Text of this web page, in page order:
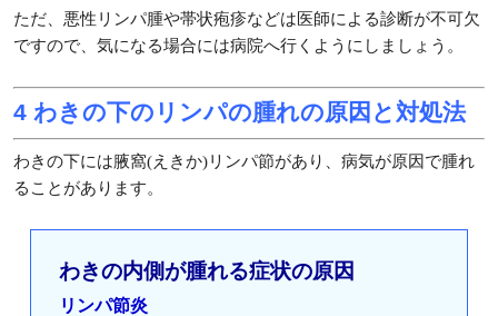
ただ、悪性リンパ腫や帯状疱疹などは医師による診断が不可欠
ですので、気になる場合には病院へ行くようにしましょう。
4 わきの下のリンパの腫れの原因と対処法
わきの下には腋窩(えきか)リンパ節があり、病気が原因で腫れ
ることがあります。
わきの内側が腫れる症状の原因
リンパ節炎